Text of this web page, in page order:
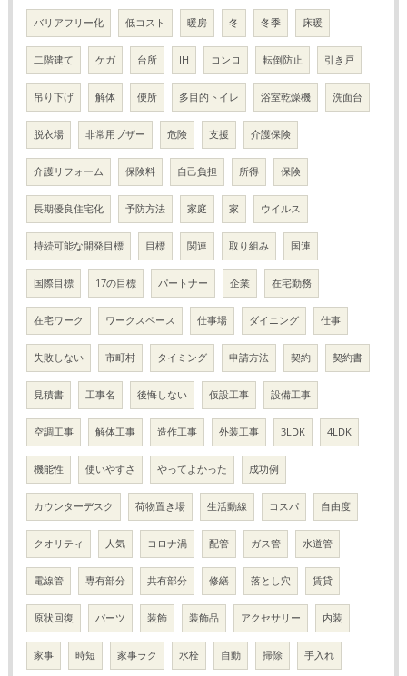
バリアフリー化 低コスト 暖房 冬 冬季 床暖
二階建て ケガ 台所 IH コンロ 転倒防止 引き戸
吊り下げ 解体 便所 多目的トイレ 浴室乾燥機 洗面台
脱衣場 非常用ブザー 危険 支援 介護保険
介護リフォーム 保険料 自己負担 所得 保険
長期優良住宅化 予防方法 家庭 家 ウイルス
持続可能な開発目標 目標 関連 取り組み 国連
国際目標 17の目標 パートナー 企業 在宅勤務
在宅ワーク ワークスペース 仕事場 ダイニング 仕事
失敗しない 市町村 タイミング 申請方法 契約 契約書
見積書 工事名 後悔しない 仮設工事 設備工事
空調工事 解体工事 造作工事 外装工事 3LDK 4LDK
機能性 使いやすさ やってよかった 成功例
カウンターデスク 荷物置き場 生活動線 コスパ 自由度
クオリティ 人気 コロナ渦 配管 ガス管 水道管
電線管 専有部分 共有部分 修繕 落とし穴 賃貸
原状回復 パーツ 装飾 装飾品 アクセサリー 内装
家事 時短 家事ラク 水栓 自動 掃除 手入れ